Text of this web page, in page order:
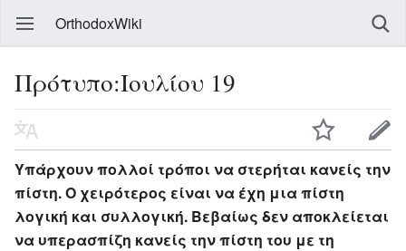
OrthodoxWiki
Πρότυπο:Ιουλίου 19
Υπάρχουν πολλοί τρόποι να στερήται κανείς την
πίστη. Ο χειρότερος είναι να έχη μια πίστη
λογική και συλλογική. Βεβαίως δεν αποκλείεται
να υπερασπίζη κανείς την πίστη του με τη